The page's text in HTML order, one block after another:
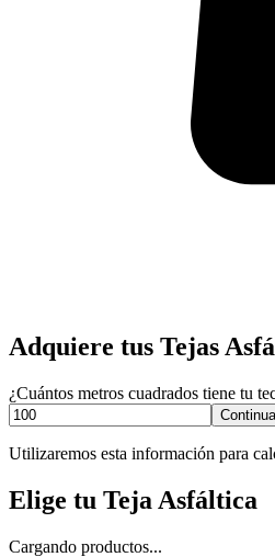
Adquiere tus Tejas
¿Cuántos metros cuadrados tiene tu
Utilizaremos esta información para
Elige tu Teja Asfáltica
Cargando productos...